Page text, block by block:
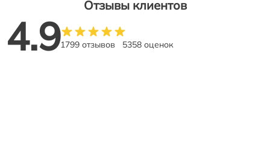
Отзывы клиентов
4.91799 отзывов 5358 оценок